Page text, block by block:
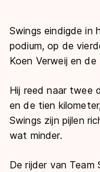
Swings eindigde in
podium, op de
Koen Verweij en
Hij reed naar twee
en de tien
Swings zijn pijlen
wat minder.
De rijder van Team